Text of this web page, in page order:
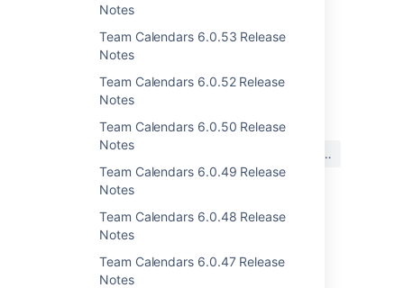
Notes
Team Calendars 6.0.53 Release
Notes
Team Calendars 6.0.52 Release
Notes
Team Calendars 6.0.50 Release
Notes
Team Calendars 6.0.49 Release
Notes
Team Calendars 6.0.48 Release
Notes
Team Calendars 6.0.47 Release
Notes
最終更新日: 2013 年 1 月 10 日
この内容はお役に立ちました
いいえ
関連コンテンツ
Team Calendars 3.1.3 Release Notes